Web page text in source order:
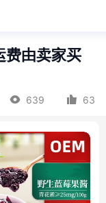
费由卖家买
639 63